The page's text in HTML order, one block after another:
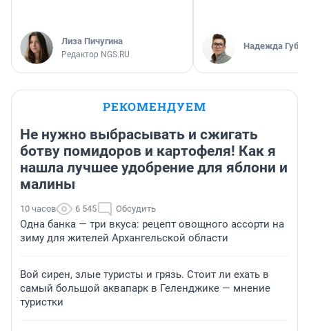
Лиза Пичугина
Редактор NGS.RU
Надежда
РЕКОМЕНДУЕМ
Не нужно выбрасывать и сжигать
ботву помидоров и картофеля! Как я
нашла лучшее удобрение для яблони и
малины
10 часов 6 545 Обсудить
Одна банка — три вкуса: рецепт овощного ассорти на
зиму для жителей Архангельской области
Вой сирен, злые туристы и грязь. Стоит ли ехать в
самый большой аквапарк в Геленджике — мнение
туристки